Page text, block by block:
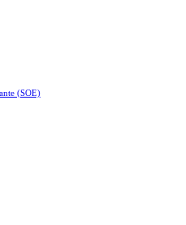
(SOE)